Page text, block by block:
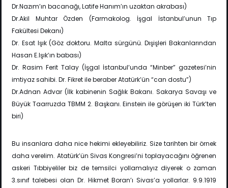
Dr.Nazım’ın bacanağı, Latife Hanım’ın uzaktan akrabası)
Dr.Akil Muhtar Özden (Farmakolog. İşgal İstanbul’unun Tıp
Fakültesi Dekanı)
Dr. Esat Işık (Göz doktoru. Malta sürgünü. Dışişleri Bakanlarından
Hasan E.Işık’ın babası)
Dr. Rasim Ferit Talay (İşgal İstanbul’unda “Minber” gazetesi’nin
imtiyaz sahibi. Dr. Fikret ile beraber Atatürk’ün “can dostu”)
Dr.Adnan Advar (İlk kabinenin Sağlık Bakanı. Sakarya Savaşı ve
Büyük Taarruzda TBMM 2. Başkanı. Einstein ile görüşen iki Türk’ten
biri)
Bu insanlara daha nice hekimi ekleyebiliriz. Size tarihten bir örnek
daha verelim. Atatürk’ün Sivas Kongresi’ni toplayacağını öğrenen
askeri Tıbbiyeliler biz de temsilci yollamalıyız diyerek o zaman
3.sınıf talebesi olan Dr. Hikmet Boran’ı Sivas’a yollarlar. 9.9.1919